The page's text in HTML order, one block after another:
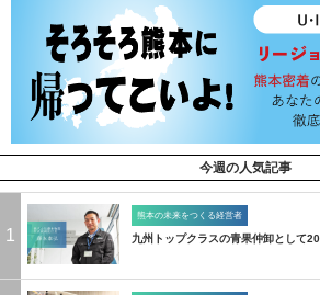
今週の人気記事
1
熊本の未来をつくる経営者
九州トップクラスの青果仲卸として